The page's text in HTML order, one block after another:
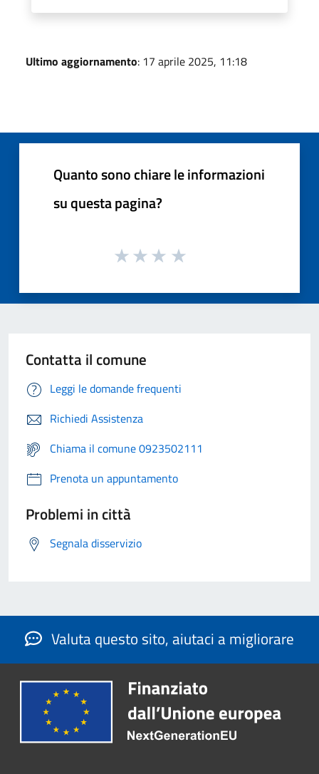
Ultimo aggiornamento: 17 aprile 2025, 11:18
Quanto sono chiare le informazioni
su questa pagina?
Contatta il comune
Leggi le domande frequenti
Richiedi Assistenza
Chiama il comune 0923502111
Prenota un appuntamento
Problemi in città
Segnala disservizio
Valuta questo sito, aiutaci a migliorare